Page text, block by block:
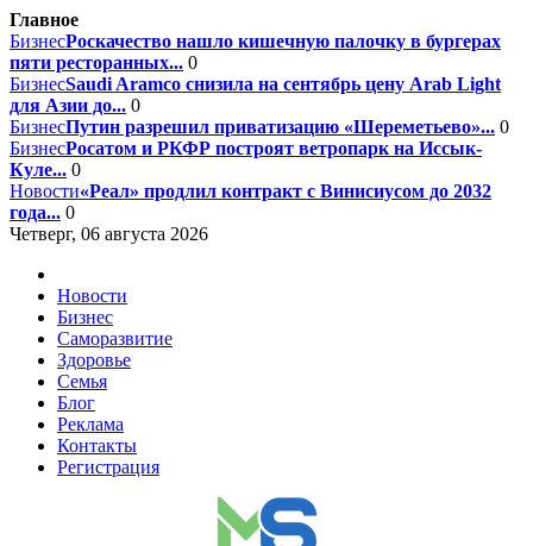
Главное
БизнесРоскачество нашло кишечную палочку в бургерах
пяти ресторанных... 0
БизнесSaudi Aramco снизила на сентябрь цену Arab Light
для Азии до... 0
БизнесПутин разрешил приватизацию «Шереметьево»... 0
БизнесРосатом и РКФР построят ветропарк на Иссык-
Куле... 0
Новости«Реал» продлил контракт с Винисиусом до 2032
года... 0
Четверг, 06 августа 2026
Новости
Бизнес
Саморазвитие
Здоровье
Семья
Блог
Реклама
Контакты
Регистрация